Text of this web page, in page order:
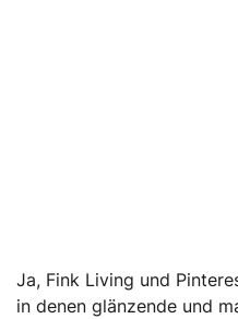
Ja, Fink Living und
in denen glänzende und